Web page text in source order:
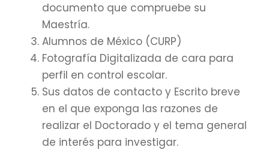
documento que compruebe su
Maestría.
Alumnos de México (CURP)
Fotografía Digitalizada de cara para
perfil en control escolar.
Sus datos de contacto y Escrito breve
en el que exponga las razones de
realizar el Doctorado y el tema general
de interés para investigar.